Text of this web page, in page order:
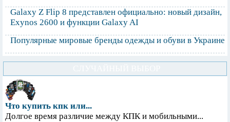
Galaxy Z Flip 8 представлен официально: новый дизайн,
Exynos 2600 и функции Galaxy AI
Популярные мировые бренды одежды и обуви в Украине
Что купить кпк или...
Долгое время различие между КПК и мобильными...